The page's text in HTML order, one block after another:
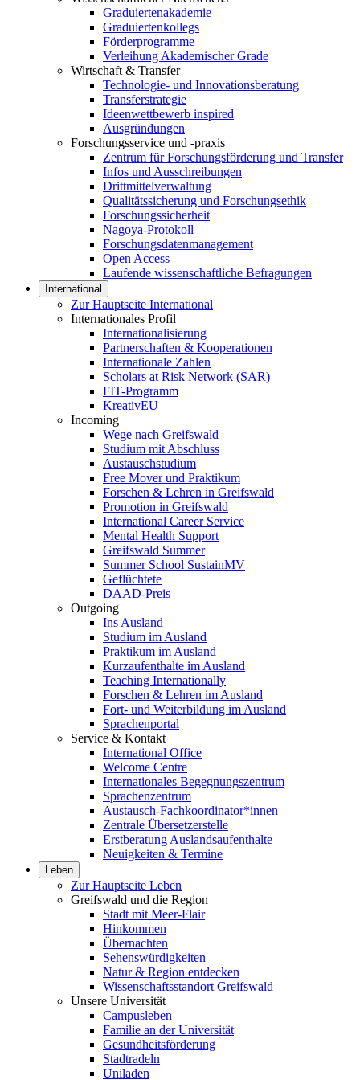
Graduiertenakademie
Graduiertenkollegs
Förderprogramme
Verleihung Akademischer Grade
Wirtschaft & Transfer
Technologie- und Innovationsberatung
Transferstrategie
Ideenwettbewerb inspired
Ausgründungen
Forschungsservice und -praxis
Zentrum für Forschungsförderung und Transfer
Infos und Ausschreibungen
Drittmittelverwaltung
Qualitätssicherung und Forschungsethik
Forschungssicherheit
Nagoya-Protokoll
Forschungsdatenmanagement
Open Access
Laufende wissenschaftliche Befragungen
International
Zur Hauptseite International
Internationales Profil
Internationalisierung
Partnerschaften & Kooperationen
Internationale Zahlen
Scholars at Risk Network (SAR)
FIT-Programm
KreativEU
Incoming
Wege nach Greifswald
Studium mit Abschluss
Austauschstudium
Free Mover und Praktikum
Forschen & Lehren in Greifswald
Promotion in Greifswald
International Career Service
Mental Health Support
Greifswald Summer
Summer School SustainMV
Geflüchtete
DAAD-Preis
Outgoing
Ins Ausland
Studium im Ausland
Praktikum im Ausland
Kurzaufenthalte im Ausland
Teaching Internationally
Forschen & Lehren im Ausland
Fort- und Weiterbildung im Ausland
Sprachenportal
Service & Kontakt
International Office
Welcome Centre
Internationales Begegnungszentrum
Sprachenzentrum
Austausch-Fachkoordinator*innen
Zentrale Übersetzerstelle
Erstberatung Auslandsaufenthalte
Neuigkeiten & Termine
Leben
Zur Hauptseite Leben
Greifswald und die Region
Stadt mit Meer-Flair
Hinkommen
Übernachten
Sehenswürdigkeiten
Natur & Region entdecken
Wissenschaftsstandort Greifswald
Unsere Universität
Campusleben
Familie an der Universität
Gesundheitsförderung
Stadtradeln
Uniladen